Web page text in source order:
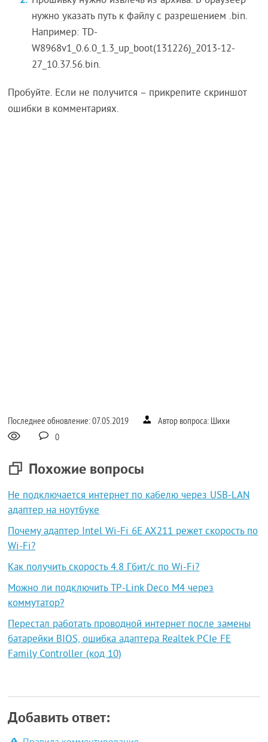
нужно указать путь к файлу с разрешением .bin.
Например: TD-
W8968v1_0.6.0_1.3_up_boot(131226)_2013-12-
27_10.37.56.bin.
Пробуйте. Если не получится – прикрепите скриншот
ошибки в комментариях.
Последнее обновление: 07.05.2019
Автор вопроса: Шихи
0
Похожие вопросы
Не подключается интернет по кабелю через USB-LAN
адаптер на ноутбуке
Почему адаптер Intel Wi-Fi 6E AX211 режет скорость по
Wi-Fi?
Как получить скорость 4.8 Гбит/с по Wi-Fi?
Можно ли подключить TP-Link Deco M4 через
коммутатор?
Перестал работать проводной интернет после замены
батарейки BIOS, ошибка адаптера Realtek PCIe FE
Family Controller (код 10)
Добавить ответ: